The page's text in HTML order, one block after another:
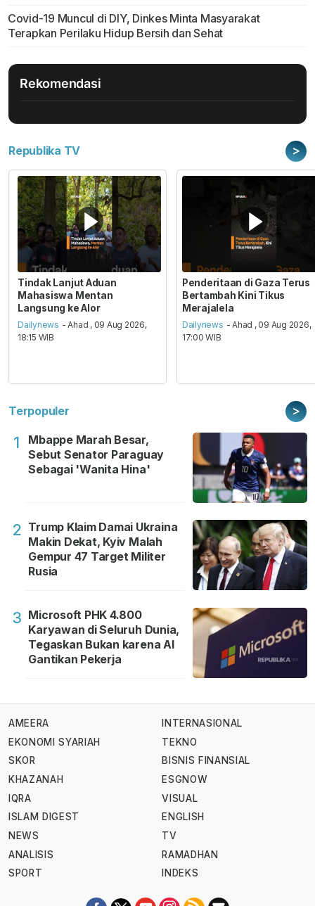
Covid-19 Muncul di DIY, Dinkes Minta Masyarakat
Terapkan Perilaku Hidup Bersih dan Sehat
Rekomendasi
Republika TV >
Tindak Lanjut Aduan
Mahasiswa Mentan
Langsung ke Alor
Dailynews - Ahad , 09 Aug 2026,
18:15 WIB
Penderitaan di Gaza Terus
Bertambah Kini Tikus
Merajalela
Dailynews - Ahad , 09 Aug 2026,
17:00 WIB
Terpopuler >
1
Mbappe Marah Besar,
Sebut Senator Paraguay
Sebagai 'Wanita Hina'
2 Trump Klaim Damai Ukraina
Makin Dekat, Kyiv Malah
Gempur 47 Target Militer
Rusia
3 Microsoft PHK 4.800
Karyawan di Seluruh Dunia,
Tegaskan Bukan karena AI
Gantikan Pekerja
AMEERA
EKONOMI SYARIAH
SKOR
KHAZANAH
IQRA
ISLAM DIGEST
NEWS
ANALISIS
SPORT
INTERNASIONAL
TEKNO
BISNIS FINANSIAL
ESGNOW
VISUAL
ENGLISH
TV
RAMADHAN
INDEKS